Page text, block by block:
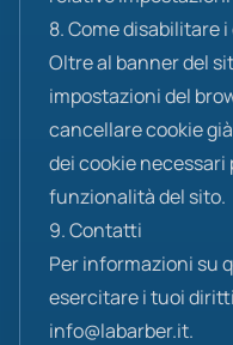
8. Come disabilitare
Oltre al banner del
impostazioni del
cancellare cookie
dei cookie
funzionalità del sito.
9. Contatti
Per informazioni su
esercitare i tuoi
info@labarber.it.